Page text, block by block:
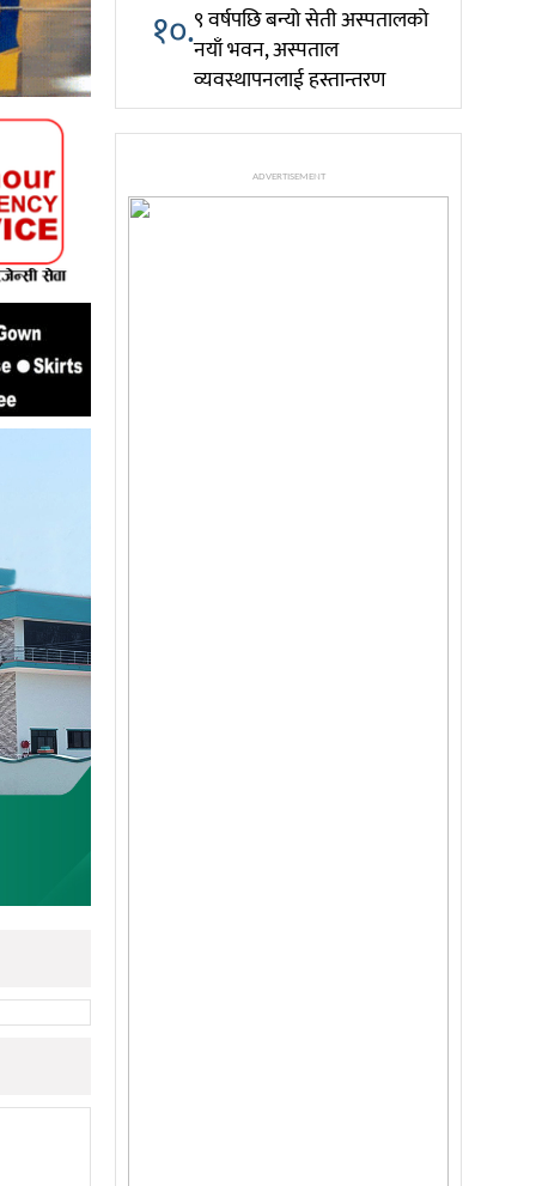
१०.९ वर्षपछि बन्यो सेती अस्पतालको
नयाँ भवन, अस्पताल
व्यवस्थापनलाई हस्तान्तरण
ADVERTISEMENT